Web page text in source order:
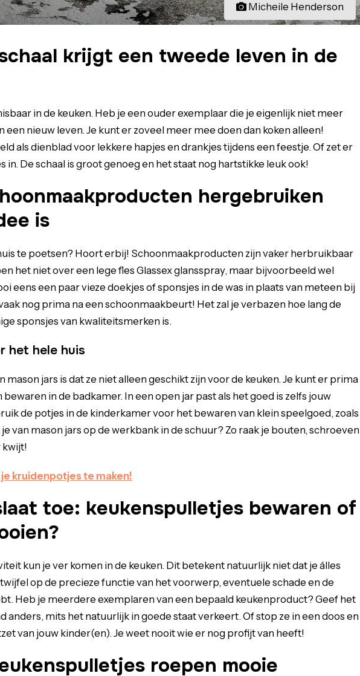
Micheile Henderson
krijgt een tweede leven in de
in de keuken. Heb je een ouder exemplaar die je eigenlijk niet meer
een nieuw leven. Je kunt er zoveel meer mee doen dan koken alleen!
als dienblad voor lekkere hapjes en drankjes tijdens een feestje. Of zet er
in. De schaal is groot genoeg en het staat nog hartstikke leuk ook!
hergebruiken
is
te poetsen? Hoort erbij! Schoonmaakproducten zijn vaker herbruikbaar
het niet over een lege fles Glassex glansspray, maar bijvoorbeeld wel
eens een paar vieze doekjes of sponsjes in de was in plaats van meteen bij
nog prima na een schoonmaakbeurt! Het zal je verbazen hoe lang de
sponsjes van kwaliteitsmerken is.
het hele huis
mason jars is dat ze niet alleen geschikt zijn voor de keuken. Je kunt er prima
in de badkamer. In een open jar past als het goed is zelfs jouw
de potjes in de kinderkamer voor het bewaren van klein speelgoed, zoals
van mason jars op de werkbank in de schuur? Zo raak je bouten, schroeven
kwijt!
kruidenpotjes te maken!
toe: keukenspulletjes bewaren of
kun je ver komen in de keuken. Dit betekent natuurlijk niet dat je álles
op de precieze functie van het voorwerp, eventuele schade en de
Heb je meerdere exemplaren van een bepaald keukenproduct? Geef het
anders, mits het natuurlijk in goede staat verkeert. Of stop ze in een doos en
van jouw kinder(en). Je weet nooit wie er nog profijt van heeft!
roepen mooie